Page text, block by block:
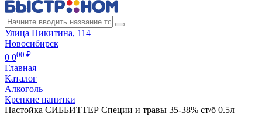
Улица Никитина, 114
Новосибирск
0 000 ₽
Главная
Каталог
Алкоголь
Крепкие напитки
Настойка СИББИТТЕР Специи и травы 35-38% ст/б 0.5л